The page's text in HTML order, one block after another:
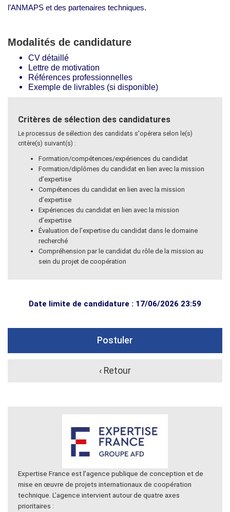
l’ANMAPS et des partenaires techniques.
Modalités de candidature
CV détaillé
Lettre de motivation
Références professionnelles
Exemple de livrables (si disponible)
Critères de sélection des candidatures
Le processus de sélection des candidats s'opérera selon le(s)
critère(s) suivant(s) :
Formation/compétences/expériences du candidat
Formation/diplômes du candidat en lien avec la mission
d’expertise
Compétences du candidat en lien avec la mission
d’expertise
Expériences du candidat en lien avec la mission
d’expertise
Évaluation de l’expertise du candidat dans le domaine
recherché
Compréhension par le candidat du rôle de la mission au
sein du projet de coopération
Date limite de candidature : 17/06/2026 23:59
Postuler
‹ Retour
Expertise France est l’agence publique de conception et de
mise en œuvre de projets internationaux de coopération
technique. L’agence intervient autour de quatre axes
prioritaires :